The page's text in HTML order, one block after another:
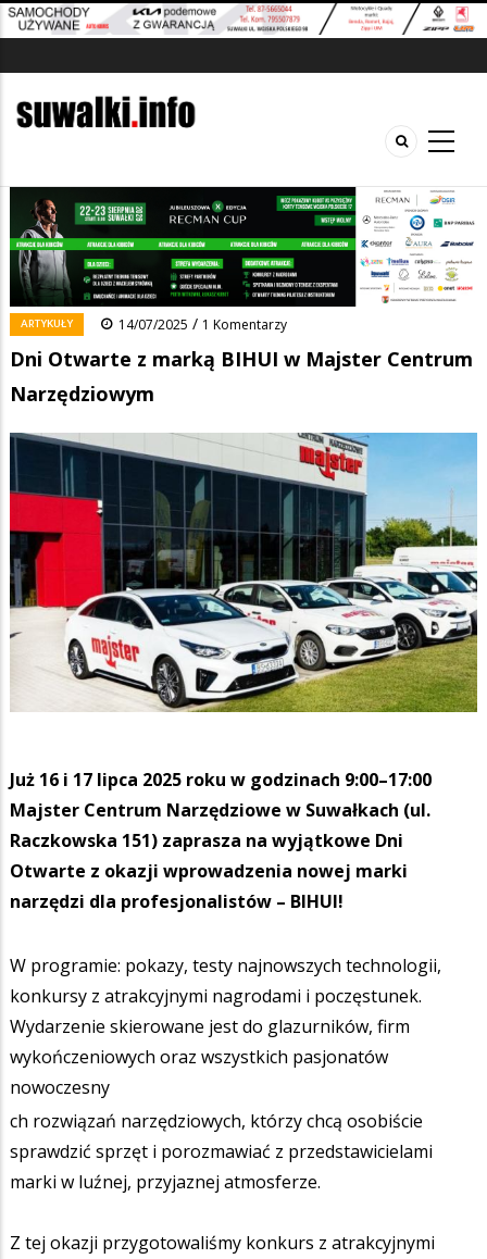
Ścieżka
nawigacyjna
Strona główna/Wiadomości/Artykuły/
Dni Otwarte z marką BIHUI w Majster Centrum Narzędziowym
FacebookPinterestTumblr Reddit Share
ARTYKUŁY 14/07/2025 / 1 Komentarzy
Dni Otwarte z marką BIHUI w Majster Centrum
Narzędziowym
Już 16 i 17 lipca 2025 roku w godzinach 9:00–17:00
Majster Centrum Narzędziowe w Suwałkach (ul.
Raczkowska 151) zaprasza na wyjątkowe Dni
Otwarte z okazji wprowadzenia nowej marki
narzędzi dla profesjonalistów – BIHUI!
W programie: pokazy, testy najnowszych technologii,
konkursy z atrakcyjnymi nagrodami i poczęstunek.
Wydarzenie skierowane jest do glazurników, firm
wykończeniowych oraz wszystkich pasjonatów
nowoczesny
ch rozwiązań narzędziowych, którzy chcą osobiście
sprawdzić sprzęt i porozmawiać z przedstawicielami
marki w luźnej, przyjaznej atmosferze.
Z tej okazji przygotowaliśmy konkurs z atrakcyjnymi